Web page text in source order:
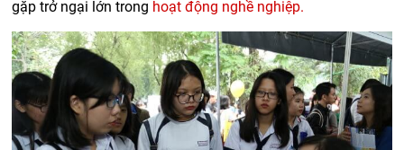
gặp trở ngại lớn trong hoạt động nghề nghiệp.